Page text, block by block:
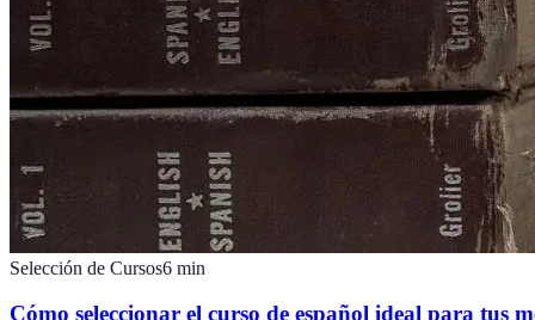
Selección de Cursos6 min
Cómo seleccionar el curso de español ideal para tus